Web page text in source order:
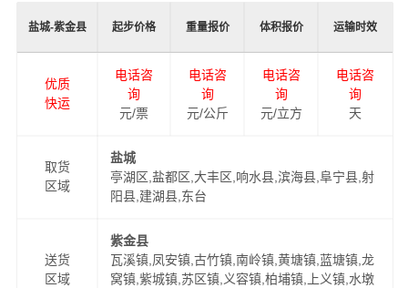
盐城-紫金县 起步价格 重量报价 体积报价 运输时效
优质
快运
电话咨
询
元/票
电话咨
询
元/公斤
电话咨
询
元/立方
电话咨
询
天
取货
区域
盐城
亭湖区,盐都区,大丰区,响水县,滨海县,阜宁县,射
阳县,建湖县,东台
送货
区域
紫金县
瓦溪镇,凤安镇,古竹镇,南岭镇,黄塘镇,蓝塘镇,龙
窝镇,紫城镇,苏区镇,义容镇,柏埔镇,上义镇,水墩